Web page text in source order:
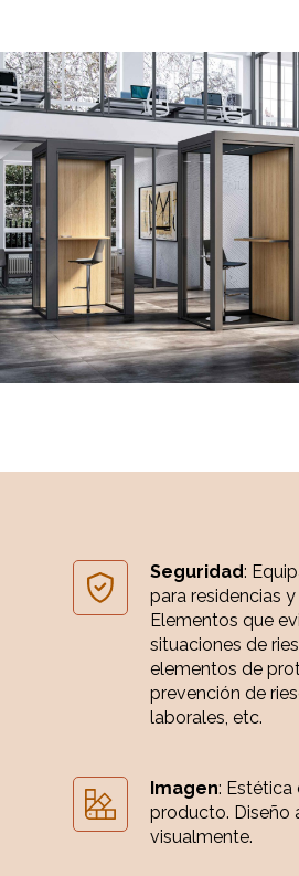
Seguridad:
para residencias
Elementos que
situaciones de
elementos de
prevención de
laborales, etc.
Imagen: Estética
producto. Diseño
visualmente.